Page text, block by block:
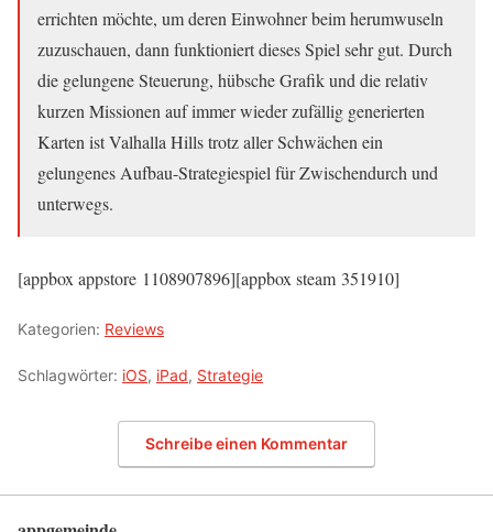
errichten möchte, um deren Einwohner beim herumwuseln
zuzuschauen, dann funktioniert dieses Spiel sehr gut. Durch
die gelungene Steuerung, hübsche Grafik und die relativ
kurzen Missionen auf immer wieder zufällig generierten
Karten ist Valhalla Hills trotz aller Schwächen ein
gelungenes Aufbau-Strategiespiel für Zwischendurch und
unterwegs.
[appbox appstore 1108907896][appbox steam 351910]
Kategorien: Reviews
Schlagwörter: iOS, iPad, Strategie
Schreibe einen Kommentar